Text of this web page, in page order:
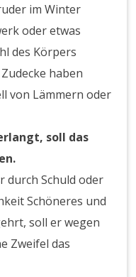
im Winter
oder etwas
des Körpers
haben
von Lämmern oder
soll das
durch Schuld oder
Schöneres und
soll er wegen
Zweifel das